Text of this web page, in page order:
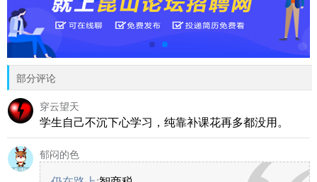
部分评论
穿云望天
学生自己不沉下心学习，纯靠补课花再多都没用。
郁闷的色